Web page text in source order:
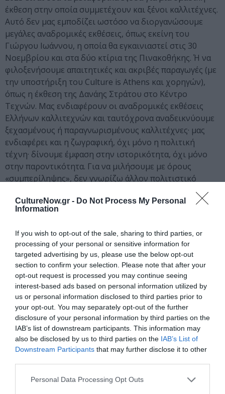
CultureNow.gr - Do Not Process My Personal
Information
If you wish to opt-out of the sale, sharing to third parties, or
processing of your personal or sensitive information for
targeted advertising by us, please use the below opt-out
section to confirm your selection. Please note that after your
opt-out request is processed you may continue seeing
interest-based ads based on personal information utilized by
us or personal information disclosed to third parties prior to
your opt-out. You may separately opt-out of the further
disclosure of your personal information by third parties on the
IAB’s list of downstream participants. This information may
also be disclosed by us to third parties on the IAB’s List of
Downstream Participants that may further disclose it to other
Personal Data Processing Opt Outs
έκθεση στην οποία συμμετέχουν και ξένοι καλλιτέχνες.
Αυτό δεν μας εμποδίζει ωστόσο να διοργανώσουμε
μεγάλες αναδρομικές εκθέσεις, όπως εκείνη του
Γιώργου Ιωάννου, η οποία θα εγκαινιαστεί στις 30
Νοεμβρίου και στα δύο κτίρια της Πινακοθήκης. Ή να
φιλοξενήσουμε απαιτητικές και ακριβές παραγωγές (με
την υποστήριξη του Culture is Athens και χορηγών),
όπως η έκθεση της Δανάης Στράτου στο Κέντρο
Τεχνών. Μας ενδιαφέρουν οι αναδρομικές εκθέσεις
Ελλήνων καλλιτεχνών και ταυτόχρονα αναδεικνύουμε
ξεχασμένους ή παραγνωρισμένους καλλιτέχνες· μας
ενδιαφέρει και η ζωγραφική, όχι μόνο η πολιτική
τέχνη· δίνουμε έμφαση στην ιστορικότητα, όχι μόνο
στην παροντικότητα. Για να μιλήσουμε με όρους
«συμπερίληψης», δεν γνωρίζω άλλον πολιτιστικό
φορέα που να είναι τόσο ανοιχτός και δεκτικός. Έχουμε
παρουσιάσει καλλιτέχνες που δεν θα τους δινόταν ποτέ
η ευκαιρία να εκθέσουν σε άλλα μουσεία, ιδρύματα ή
Στον ΟΠΑΝΔΑ φροντίζω να προσαρμόζομαι με την
υπάρχουσα κατάσταση και να διεκδικώ αλλαγές όπου
κρίνω ότι είναι απαραίτητες και εφικτές – για
παράδειγμα, η ανάγκη έκδοσης καταλόγων και
φωτογράφισης των εκθέσεων. Η θεσμοθέτηση αμοιβής
για τους καλλιτέχνες είναι ένα θέμα στο οποίο
επανέρχομαι συχνά, το έχω θέσει από την πρώτη
στιγμή, και ελπίζω ότι θα μπορέσουμε να το
εφαρμόσουμε. Οι επιλογές μου γίνονται δεκτές με
ότι με εμπιστεύονται. Πρωτίστως, είναι σημαντικό ότι